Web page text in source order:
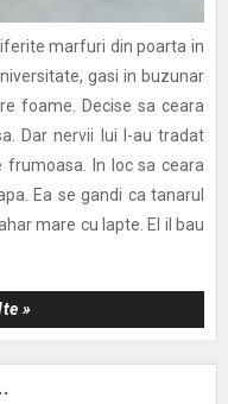
marfuri din poarta in
gasi in buzunar
foame. Decise sa ceara
Dar nervii lui l-au tradat
In loc sa ceara
Ea se gandi ca tanarul
mare cu lapte. El il bau
»